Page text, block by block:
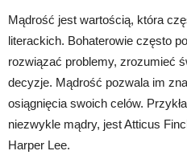
Mądrość jest wartością, która
literackich. Bohaterowie często
rozwiązać problemy, zrozumieć
decyzje. Mądrość pozwala im
osiągnięcia swoich celów.
niezwykle mądry, jest Atticus
Harper Lee.